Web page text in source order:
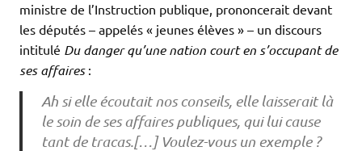
ministre de l’Instruction publique, prononcerait devant
les députés – appelés « jeunes élèves » – un discours
intitulé Du danger qu’une nation court en s’occupant de
ses affaires :
Ah si elle écoutait nos conseils, elle laisserait là
le soin de ses affaires publiques, qui lui cause
tant de tracas.[…] Voulez-vous un exemple ?